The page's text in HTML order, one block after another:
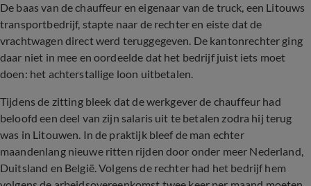
De baas van de chauffeur en eigenaar van de truck, een Litouws
transportbedrijf, stapte naar de rechter en eiste dat de
vrachtwagen direct werd teruggegeven. De kantonrechter ging
daar niet in mee en oordeelde dat het bedrijf juist iets moet
doen: het achterstallige loon uitbetalen.
Tijdens de zitting bleek dat de werkgever de chauffeur had
beloofd een deel van zijn salaris uit te betalen zodra hij terug
was in Litouwen. In de praktijk bleef de man echter
maandenlang nieuwe ritten rijden door onder meer Nederland,
Duitsland en België. Volgens de rechter had het bedrijf hem